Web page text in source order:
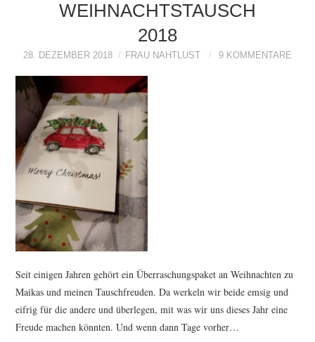
WEIHNACHTSTAUSCH
2018
28. DEZEMBER 2018 FRAU NAHTLUST 9 KOMMENTARE
Seit einigen Jahren gehört ein Überraschungspaket an Weihnachten zu
Maikas und meinen Tauschfreuden. Da werkeln wir beide emsig und
eifrig für die andere und überlegen, mit was wir uns dieses Jahr eine
Freude machen könnten. Und wenn dann Tage vorher…